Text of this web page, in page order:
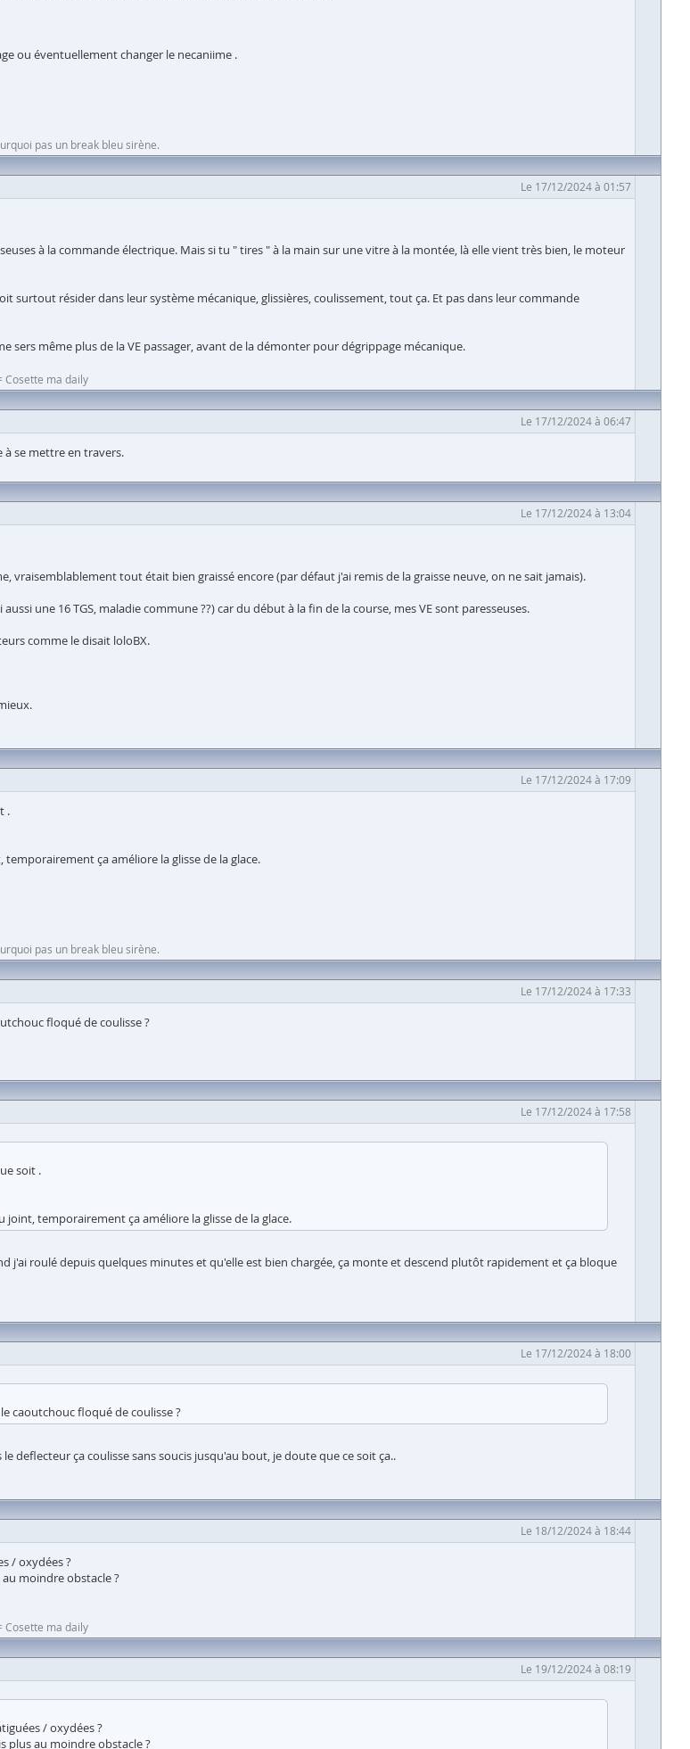
ou éventuellement changer le necaniime .
pas un break bleu sirène.
Le 17/12/2024 à 01:57
à la commande électrique. Mais si tu " tires " à la main sur une vitre à la montée, là elle vient très bien, le moteur
surtout résider dans leur système mécanique, glissières, coulissement, tout ça. Et pas dans leur commande
même plus de la VE passager, avant de la démonter pour dégrippage mécanique.
Cosette ma daily
Le 17/12/2024 à 06:47
à se mettre en travers.
Le 17/12/2024 à 13:04
vraisemblablement tout était bien graissé encore (par défaut j'ai remis de la graisse neuve, on ne sait jamais).
une 16 TGS, maladie commune ??) car du début à la fin de la course, mes VE sont paresseuses.
comme le disait loloBX.
Le 17/12/2024 à 17:09
.
ça améliore la glisse de la glace.
pas un break bleu sirène.
Le 17/12/2024 à 17:33
floqué de coulisse ?
Le 17/12/2024 à 17:58
soit .
temporairement ça améliore la glisse de la glace.
j'ai roulé depuis quelques minutes et qu'elle est bien chargée, ça monte et descend plutôt rapidement et ça bloque
Le 17/12/2024 à 18:00
caoutchouc floqué de coulisse ?
deflecteur ça coulisse sans soucis jusqu'au bout, je doute que ce soit ça..
Le 18/12/2024 à 18:44
/ oxydées ?
moindre obstacle ?
Cosette ma daily
Le 19/12/2024 à 08:19
/ oxydées ?
plus au moindre obstacle ?